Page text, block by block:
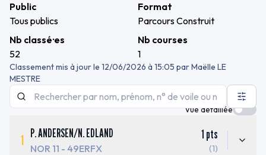
Public
Tous publics
Format
Parcours Construit
Nb classé·es
52
Nb courses
1
Classement mis à jour le 12/06/2026 à 15:05 parMaëlle LE
MESTRE
Vue détaillée
1 P. ANDERSEN/N. EDLAND
NOR 11 - 49ERFX
1 pts
(1)